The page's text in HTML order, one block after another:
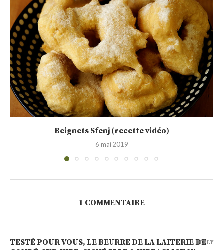
Granola (huile de coco, compote, sirop d’agave)
31 juillet 2017
1 COMMENTAIRE
TESTÉ POUR VOUS, LE BEURRE DE LA LAITERIE DE
REPLY